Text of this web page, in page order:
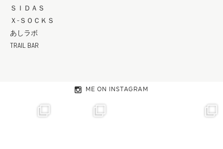
ＳＩＤＡＳ
Ｘ-ＳＯＣＫＳ
あしラボ
TRAIL BAR
ME ON INSTAGRAM